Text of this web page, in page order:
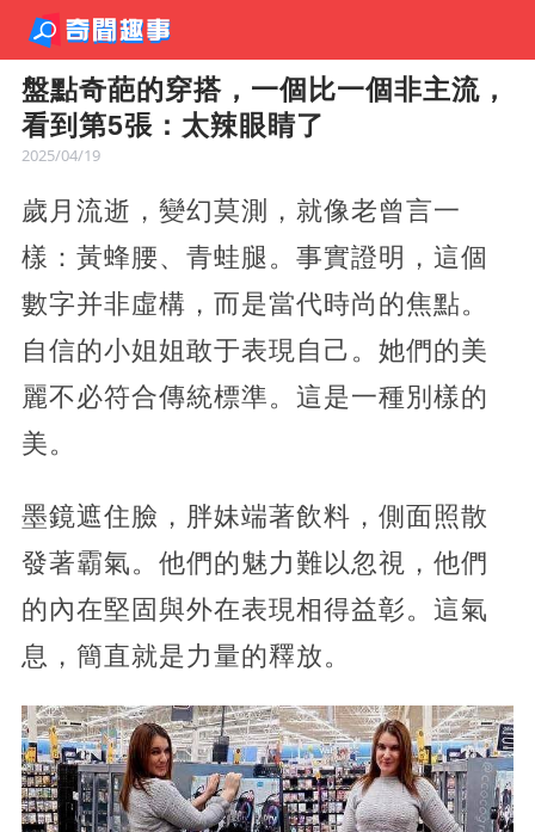
盤點奇葩的穿搭，一個比一個非主流，
看到第5張：太辣眼睛了
2025/04/19
歲月流逝，變幻莫測，就像老曾言一
樣：黃蜂腰、青蛙腿。事實證明，這個
數字并非虛構，而是當代時尚的焦點。
自信的小姐姐敢于表現自己。她們的美
麗不必符合傳統標準。這是一種別樣的
美。
墨鏡遮住臉，胖妹端著飲料，側面照散
發著霸氣。他們的魅力難以忽視，他們
的內在堅固與外在表現相得益彰。這氣
息，簡直就是力量的釋放。